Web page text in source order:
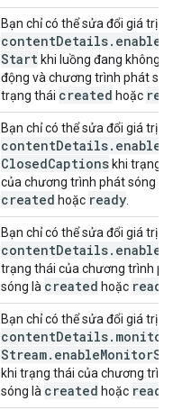
Bạn chỉ có thể sửa đổi giá trị
contentDetails. enable
Start khi luồng đang không
động và chương trình phát
trạng thái created hoặc
Bạn chỉ có thể sửa đổi giá trị
contentDetails. enable
ClosedCaptions khi trạng
của chương trình phát sóng là
created hoặc ready
Bạn chỉ có thể sửa đổi giá trị
contentDetails. enable
trạng thái của chương trình
sóng là created hoặc ready
Bạn chỉ có thể sửa đổi giá trị
contentDetails. monitor
Stream. enableMonitor
khi trạng thái của chương
sóng là created hoặc ready